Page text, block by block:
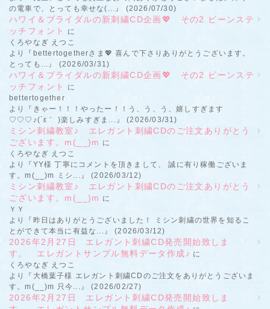
の電車で、とっても幸せな(...』 (2026/07/30)
ハワイ＆ブライダルの新刺繍CD企画💖 その2 ビーンステ
ッチフォント
に
くろやなぎ えつこ
より『bettertogetherさま💖 喜んで下さりありがとうございます。
とっても...』 (2026/03/31)
ハワイ＆ブライダルの新刺繍CD企画💖 その2 ビーンステ
ッチフォント
に
bettertogether
より『きゃー！！！やったー！！う、う、う、嬉しすぎます
♡♡♡♪(´ε｀ )楽しみすぎま...』 (2026/03/31)
ミシン刺繍教室♪ エレガント刺繍CDのご注文ありがとう
ございます。m(__)m に
くろやなぎ えつこ
より『YY様 丁寧にコメントを頂きまして、 誠に有り稼働ございま
す。m(__)m ミシ...』 (2026/03/12)
ミシン刺繍教室♪ エレガント刺繍CDのご注文ありがとう
ございます。m(__)m に
ＹＹ
より『昨日はありがとうございました！ ミシン刺繍の世界を知るこ
とができて本当に有益な...』 (2026/03/12)
2026年2月27日 エレガント刺繍CD発売開始致しま
す。 エレガントサンプル無料データ作成♪ に
くろやなぎ えつこ
より『大橋葉子様 エレガント刺繍CDのご注文をありがとうございま
す。m(__)m 只今...』 (2026/02/27)
2026年2月27日 エレガント刺繍CD発売開始致しま